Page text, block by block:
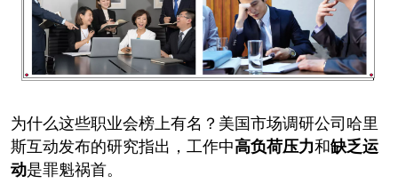
为什么这些职业会榜上有名？美国市场调研公司哈里
斯互动发布的研究指出，工作中高负荷压力和缺乏运
动是罪魁祸首。